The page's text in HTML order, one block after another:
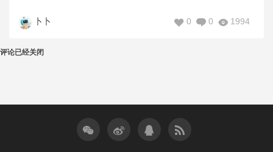
卜卜 1994
0
0
评论已经关闭